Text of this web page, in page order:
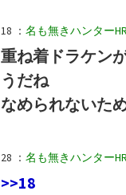
18 ： 名も無きハンター
重ね着ドラケン
うだね
なめられないた
28 ： 名も無きハンター
>>18